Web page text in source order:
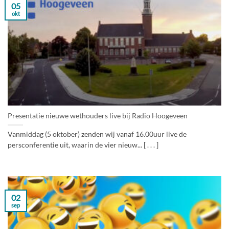
Presentatie nieuwe wethouders live bij Radio Hoogeveen
Vanmiddag (5 oktober) zenden wij vanaf 16.00uur live de
persconferentie uit, waarin de vier nieuw... [ . . . ]
05
okt
02
sep